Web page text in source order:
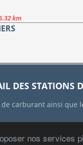
nos
km
DES STATIONS
carburant ainsi que